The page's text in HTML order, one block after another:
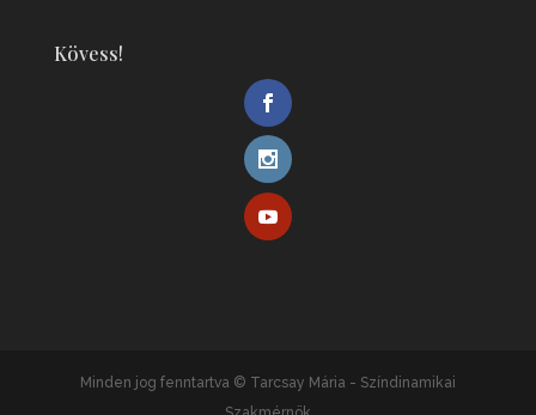
Kövess!
Minden jog fenntartva © Tarcsay Mária - Színdinamikai